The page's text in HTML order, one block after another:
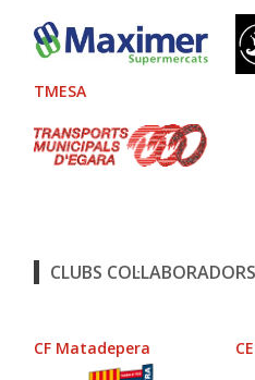
TMESA
CLUBS COL·LABORADORS
CF Matadepera